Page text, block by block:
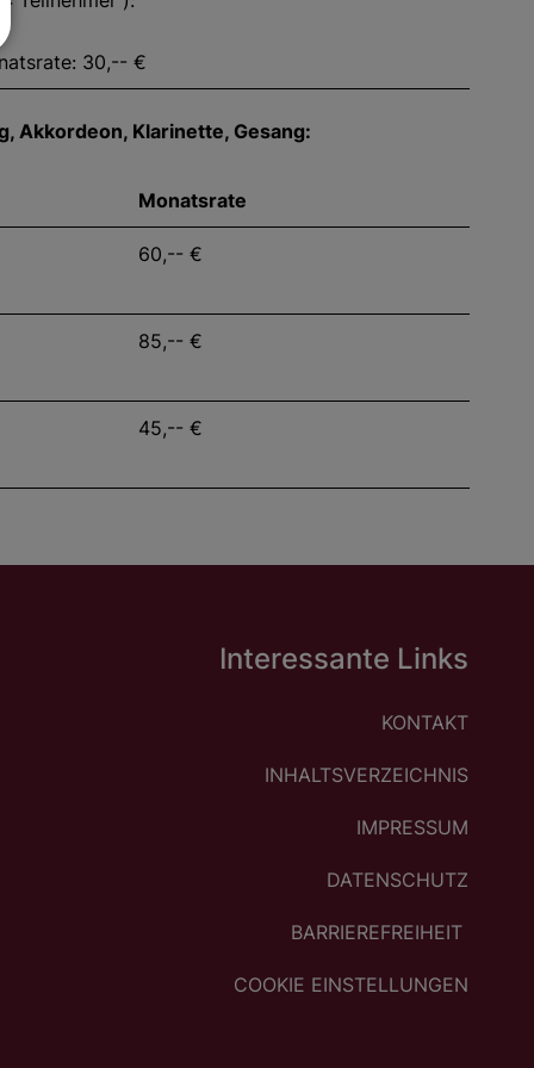
30,-- €
Akkordeon, Klarinette, Gesang:
Monatsrate
60,-- €
85,-- €
45,-- €
Interessante Links
KONTAKT
INHALTSVERZEICHNIS
IMPRESSUM
DATENSCHUTZ
BARRIEREFREIHEIT
COOKIE EINSTELLUNGEN